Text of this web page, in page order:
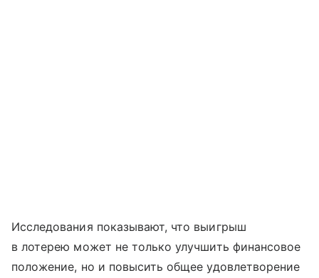
Исследования показывают, что выигрыш
в лотерею может не только улучшить финансовое
положение, но и повысить общее удовлетворение